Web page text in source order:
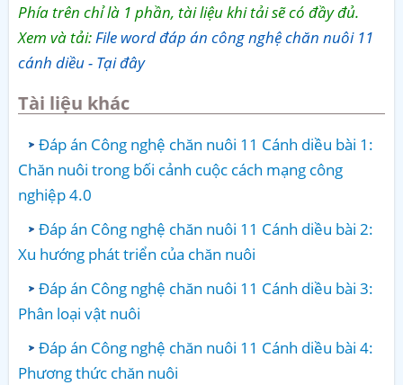
Phía trên chỉ là 1 phần, tài liệu khi tải sẽ có đầy đủ.
Xem và tải: File word đáp án công nghệ chăn nuôi 11
cánh diều - Tại đây
Tài liệu khác
Đáp án Công nghệ chăn nuôi 11 Cánh diều bài 1:
Chăn nuôi trong bối cảnh cuộc cách mạng công
nghiệp 4.0
Đáp án Công nghệ chăn nuôi 11 Cánh diều bài 2:
Xu hướng phát triển của chăn nuôi
Đáp án Công nghệ chăn nuôi 11 Cánh diều bài 3:
Phân loại vật nuôi
Đáp án Công nghệ chăn nuôi 11 Cánh diều bài 4:
Phương thức chăn nuôi